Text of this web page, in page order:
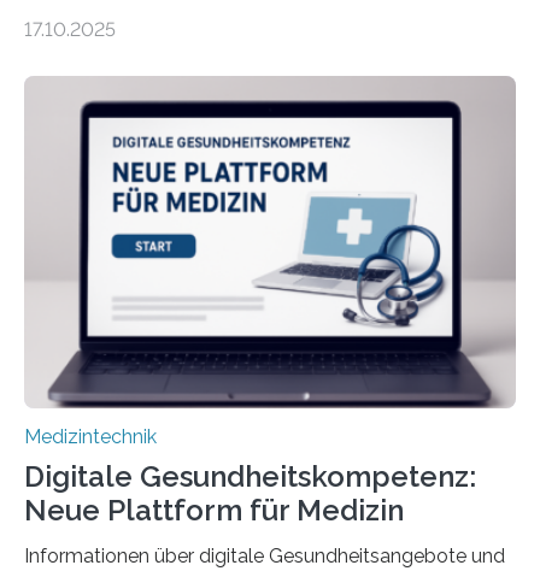
haben Dr. Morris Gellisch, ehemals an der Ruhr-
und Boris Burr von der Ruhr-Universität Bochum in
dafür eine technische Schnittstelle, über die
physiologische Daten in Echtzeit an das Sprachmodell
übermittelt werden können. Die Künstliche Intelligenz
kann dadurch auch die Sprache des Körpers
einbeziehen, auf die Menschen keinen bewussten
Einfluss nehmen. Das eröffnet…
17.10.2025
Medizintechnik
Digitale Gesundheitskompetenz:
Neue Plattform für Medizin
Informationen über digitale Gesundheitsangebote und